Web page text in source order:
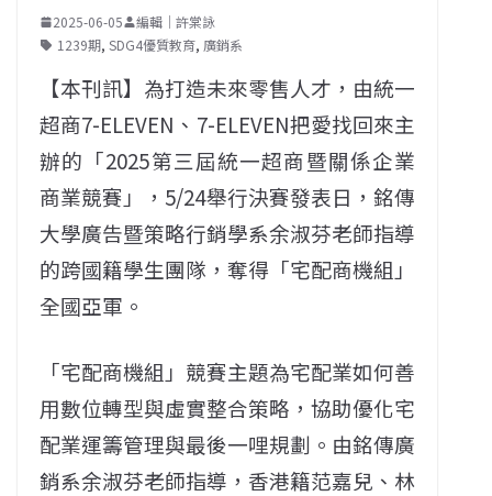
2025-06-05
編輯｜許棠詠
1239期, SDG4優質教育, 廣銷系
【本刊訊】為打造未來零售人才，由統一
超商7-ELEVEN、7-ELEVEN把愛找回來主
辦的「2025第三屆統一超商暨關係企業
商業競賽」，5/24舉行決賽發表日，銘傳
大學廣告暨策略行銷學系余淑芬老師指導
的跨國籍學生團隊，奪得「宅配商機組」
全國亞軍。
「宅配商機組」競賽主題為宅配業如何善
用數位轉型與虛實整合策略，協助優化宅
配業運籌管理與最後一哩規劃。由銘傳廣
銷系余淑芬老師指導，香港籍范嘉兒、林